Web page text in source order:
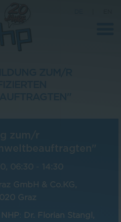
06:30
14:30
GmbH & Co.KG,
Graz
Dr. Florian Stangl,